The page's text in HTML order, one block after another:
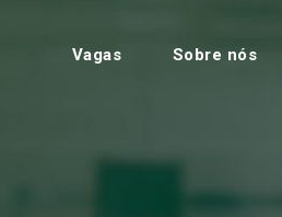
Vagas Sobre nós